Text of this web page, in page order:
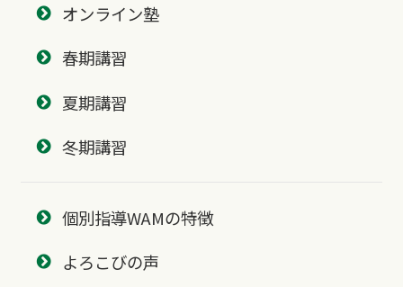
オンライン塾
春期講習
夏期講習
冬期講習
個別指導WAMの特徴
よろこびの声